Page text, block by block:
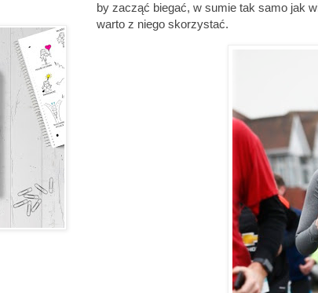
by zacząć biegać, w sumie tak samo jak
warto z niego skorzystać.